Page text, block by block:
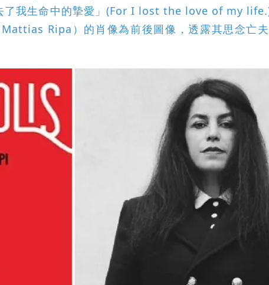
了我生命中的摯愛」(For I lost the love of my
Ripa）的肖像為前後圖像，透露其思念亡